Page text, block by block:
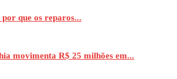
que os reparos...
movimenta R$ 25 milhões em...